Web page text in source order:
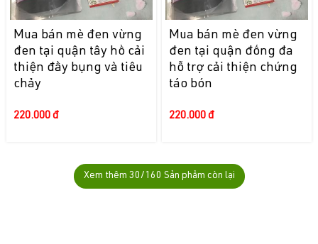
Mua bán mè đen vừng
đen tại quận tây hồ cải
thiện đầy bụng và tiêu
chảy
220.000 đ
Mua bán mè đen vừng
đen tại quận đống đa
hỗ trợ cải thiện chứng
táo bón
220.000 đ
Xem thêm 30/160 Sản phẩm còn lại